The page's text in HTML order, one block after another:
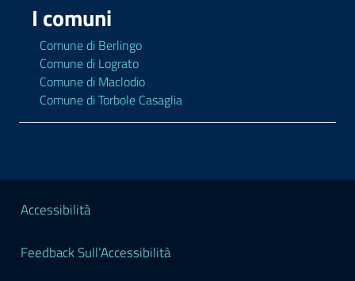
I comuni
Comune di Berlingo
Comune di Lograto
Comune di Maclodio
Comune di Torbole Casaglia
Sezione Legale
Accessibilità
Feedback Sull’Accessibilità